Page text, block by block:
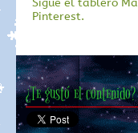
Pinterest.
¿Te gustó el contenido?